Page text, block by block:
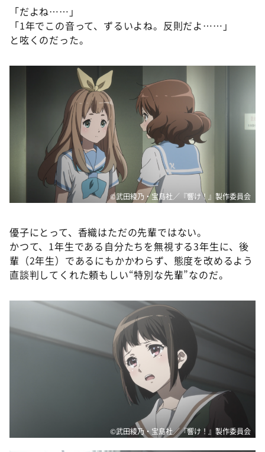
「だよね……」
「1年でこの音って、ずるいよね。反則だよ……」
と呟くのだった。
©武田綾乃・宝島社／『響け！』製作委員会
優子にとって、香織はただの先輩ではない。
かつて、1年生である自分たちを無視する3年生に、後
輩（2年生）であるにもかかわらず、態度を改めるよう
直談判してくれた頼もしい“特別な先輩”なのだ。
©武田綾乃・宝島社／『響け！』製作委員会